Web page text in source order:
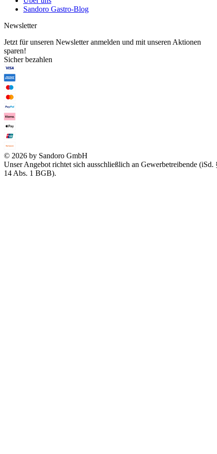
Sandoro Gastro-Blog
Newsletter
Jetzt für unseren Newsletter anmelden und mit unseren Aktionen
sparen!
Sicher bezahlen
© 2026 by Sandoro GmbH
Unser Angebot richtet sich ausschließlich an Gewerbetreibende (iSd.
14 Abs. 1 BGB).